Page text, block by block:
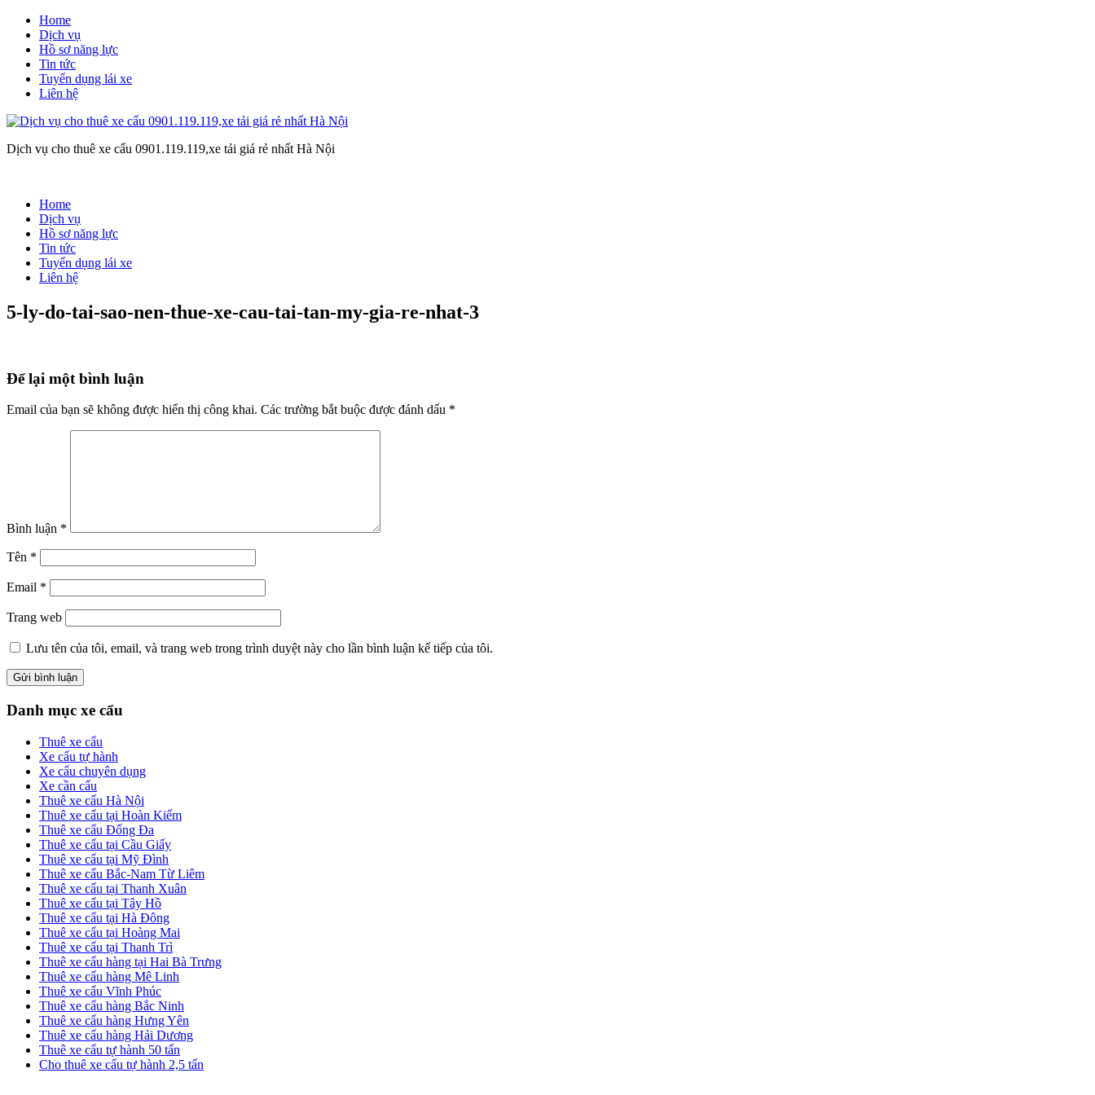
Home
Dịch vụ
Hồ sơ năng lực
Tin tức
Tuyển dụng lái xe
Liên hệ
Dịch vụ cho thuê xe cẩu 0901.119.119,xe tải giá rẻ nhất Hà Nội
Home
Dịch vụ
Hồ sơ năng lực
Tin tức
Tuyển dụng lái xe
Liên hệ
5-ly-do-tai-sao-nen-thue-xe-cau-tai-tan-my-gia-re-nhat-3
Reader
Interactions
Để lại một bình luận
Email của bạn sẽ không được hiển thị công khai. Các trường bắt buộc được đánh dấu *
Bình luận *
Tên *
Email *
Trang web
Lưu tên của tôi, email, và trang web trong trình duyệt này cho lần bình luận kế tiếp của tôi.
Primary
Sidebar
Danh mục xe cẩu
Thuê xe cẩu
Xe cẩu tự hành
Xe cẩu chuyên dụng
Xe cần cẩu
Thuê xe cẩu Hà Nội
Thuê xe cẩu tại Hoàn Kiếm
Thuê xe cẩu Đống Đa
Thuê xe cẩu tại Cầu Giấy
Thuê xe cẩu tại Mỹ Đình
Thuê xe cẩu Bắc-Nam Từ Liêm
Thuê xe cẩu tại Thanh Xuân
Thuê xe cẩu tại Tây Hồ
Thuê xe cẩu tại Hà Đông
Thuê xe cẩu tại Hoàng Mai
Thuê xe cẩu tại Thanh Trì
Thuê xe cẩu hàng tại Hai Bà Trưng
Thuê xe cẩu hàng Mê Linh
Thuê xe cẩu Vĩnh Phúc
Thuê xe cẩu hàng Bắc Ninh
Thuê xe cẩu hàng Hưng Yên
Thuê xe cẩu hàng Hải Dương
Thuê xe cẩu tự hành 50 tấn
Cho thuê xe cẩu tự hành 2,5 tấn